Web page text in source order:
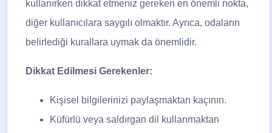
kullanırken dikkat etmeniz gereken en önemli nokta,
diğer kullanıcılara saygılı olmaktır. Ayrıca, odaların
belirlediği kurallara uymak da önemlidir.
Dikkat Edilmesi Gerekenler:
Kişisel bilgilerinizi paylaşmaktan kaçının.
Küfürlü veya saldırgan dil kullanmaktan